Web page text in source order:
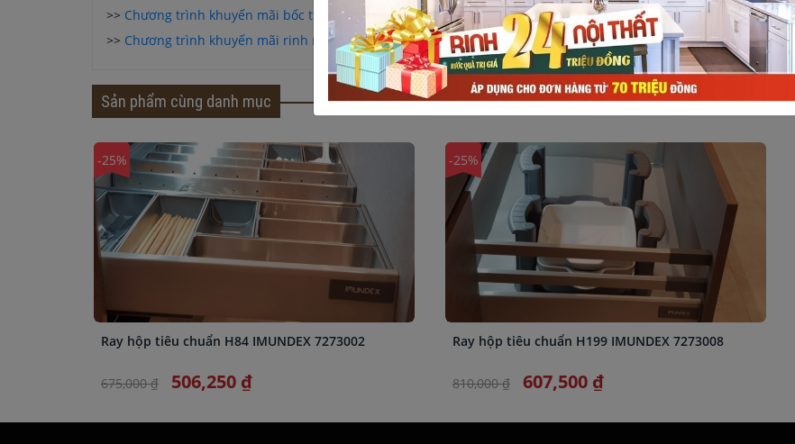
>> Chương trình khuyến mãi bốc thăm trúng thưởng nhận ngàn quà tặng
>> Chương trình khuyến mãi rinh nội thất rước quà khủng trị giá 24 triệu đồng
Sản phẩm cùng danh mục
-25%
Ray hộp tiêu chuẩn H84 IMUNDEX 7273002
675,000 ₫ 506,250 ₫
-25%
Ray hộp tiêu chuẩn H199 IMUNDEX 7273008
810,000 ₫ 607,500 ₫